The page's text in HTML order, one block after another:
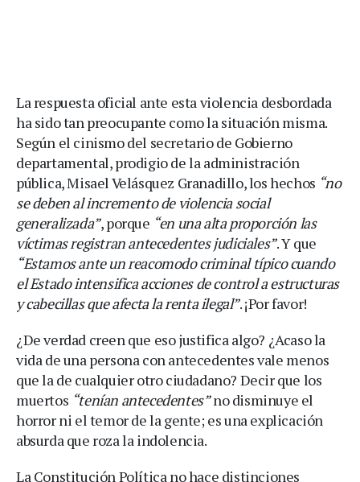
La respuesta oficial ante esta violencia desbordada
ha sido tan preocupante como la situación misma.
Según el cinismo del secretario de Gobierno
departamental, prodigio de la administración
pública, Misael Velásquez Granadillo, los hechos “no
se deben al incremento de violencia social
generalizada”, porque “en una alta proporción las
víctimas registran antecedentes judiciales”. Y que
“Estamos ante un reacomodo criminal típico cuando
el Estado intensifica acciones de control a estructuras
y cabecillas que afecta la renta ilegal”. ¡Por favor!
¿De verdad creen que eso justifica algo? ¿Acaso la
vida de una persona con antecedentes vale menos
que la de cualquier otro ciudadano? Decir que los
muertos “tenían antecedentes”no disminuye el
horror ni el temor de la gente; es una explicación
absurda que roza la indolencia.
La Constitución Política no hace distinciones